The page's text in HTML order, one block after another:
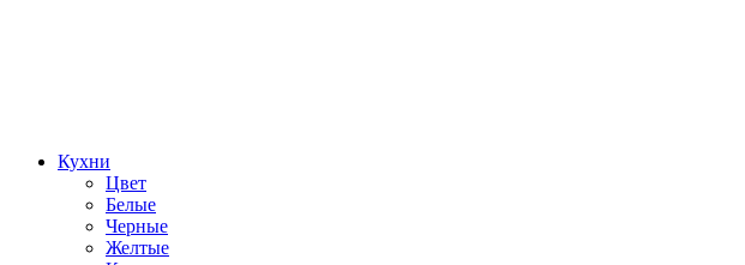
Кухни
Цвет
Белые
Черные
Желтые